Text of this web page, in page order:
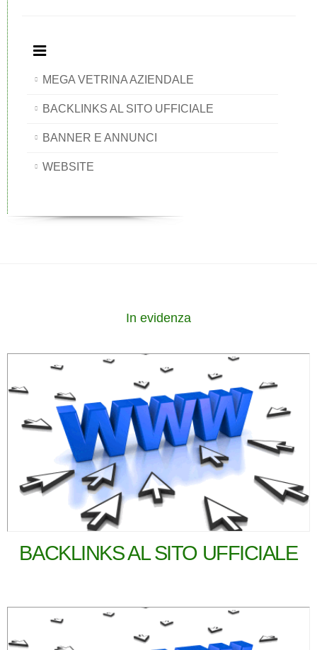
MEGA VETRINA AZIENDALE
BACKLINKS AL SITO UFFICIALE
BANNER E ANNUNCI
WEBSITE
In evidenza
BACKLINKS AL SITO UFFICIALE